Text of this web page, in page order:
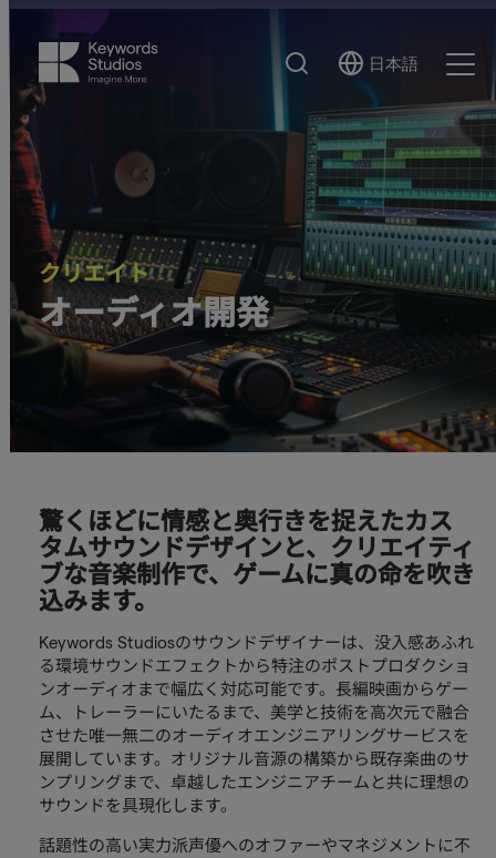
検
Select
Language
日本語
クリエイト
オーディオ開発
驚くほどに情感と奥行きを捉えたカス
タムサウンドデザインと、クリエイティ
ブな音楽制作で、ゲームに真の命を吹き
込みます。
Keywords Studiosのサウンドデザイナーは、没入感あふれ
る環境サウンドエフェクトから特注のポストプロダクショ
ンオーディオまで幅広く対応可能です。長編映画からゲー
ム、トレーラーにいたるまで、美学と技術を高次元で融合
させた唯一無二のオーディオエンジニアリングサービスを
展開しています。オリジナル音源の構築から既存楽曲のサ
ンプリングまで、卓越したエンジニアチームと共に理想の
サウンドを具現化します。
話題性の高い実力派声優へのオファーやマネジメントに不